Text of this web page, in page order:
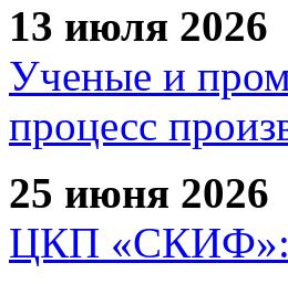
13 июля 2026
Ученые и
процесс
25 июня 2026
ЦКП «СКИФ»: